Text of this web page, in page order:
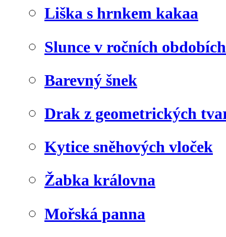
Liška s hrnkem kakaa
Slunce v ročních obdobích
Barevný šnek
Drak z geometrických
Kytice sněhových vloček
Žabka královna
Mořská panna